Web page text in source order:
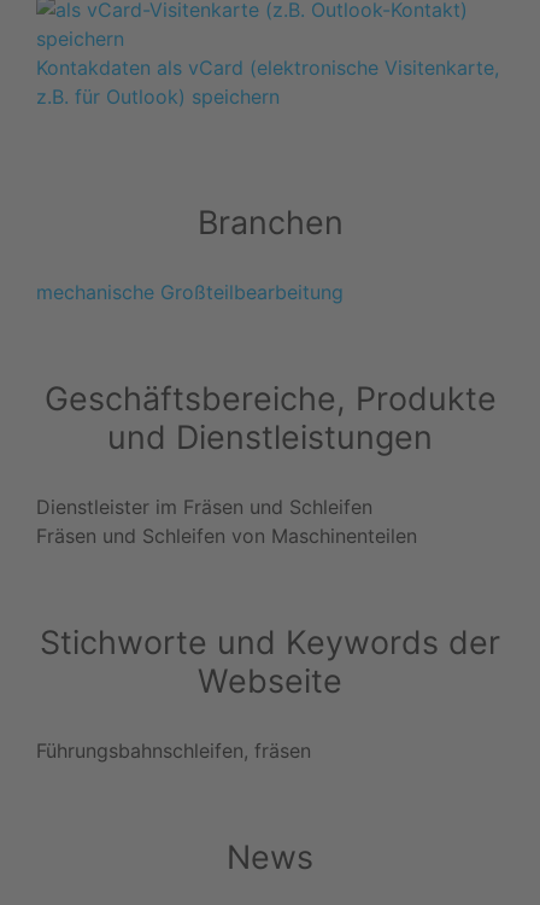
Kontakdaten als vCard (elektronische Visitenkarte,
z.B. für Outlook) speichern
Branchen
mechanische Großteilbearbeitung
Geschäftsbereiche, Produkte
und Dienstleistungen
Dienstleister im Fräsen und Schleifen
Fräsen und Schleifen von Maschinenteilen
Stichworte und Keywords der
Webseite
Führungsbahnschleifen, fräsen
News